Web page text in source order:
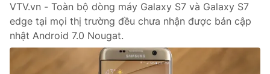
Xã hội
Pháp luật
VTV.vn - Toàn bộ dòng máy Galaxy S7 và Galaxy S7
edge tại mọi thị trường đều chưa nhận được bản cập
nhật Android 7.0 Nougat.